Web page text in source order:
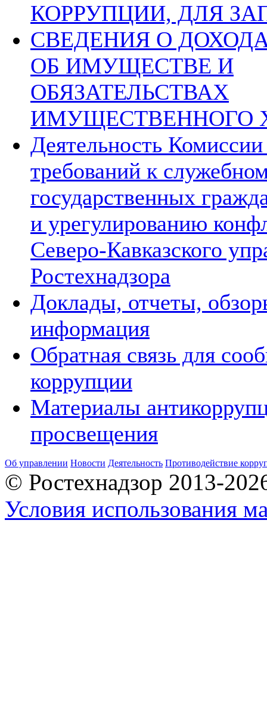
КОРРУПЦИИ, ДЛЯ
СВЕДЕНИЯ О
ОБ ИМУЩЕСТВЕ И
ОБЯЗАТЕЛЬСТВАХ
ИМУЩЕСТВЕННОГО
Деятельность
требований к
государственных
и урегулированию
Северо-Кавказского
Ростехнадзора
Доклады, отчеты,
информация
Обратная связь для
коррупции
Материалы
просвещения
Об управлении Новости Деятельность Противодействие
© Ростехнадзор 2013-
Условия использования